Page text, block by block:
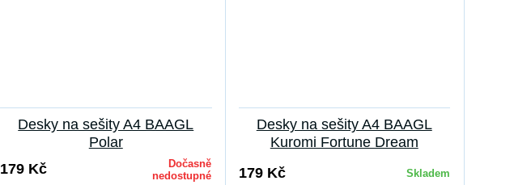
Desky na sešity A4 BAAGL
Polar
179 Kč
Dočasně
nedostupné
Desky na sešity A4 BAAGL
Kuromi Fortune Dream
179 Kč
Skladem